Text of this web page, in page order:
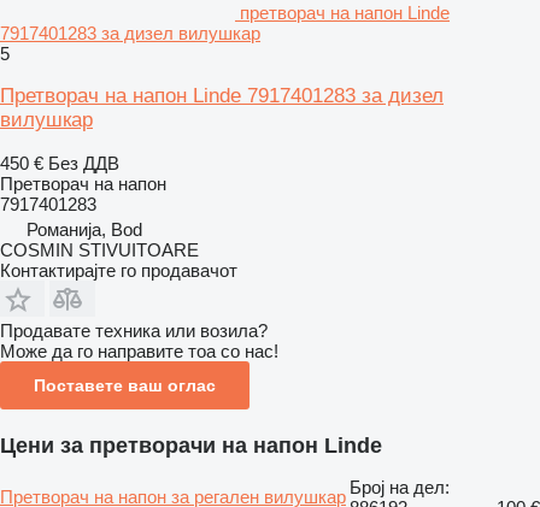
претворач на напон Linde
7917401283 за дизел вилушкар
5
Претворач на напон Linde 7917401283 за дизел
вилушкар
450 € Без ДДВ
Претворач на напон
7917401283
Романија, Bod
COSMIN STIVUITOARE
Контактирајте го продавачот
Продавате техника или возила?
Може да го направите тоа со нас!
Поставете ваш оглас
Цени за претворачи на напон Linde
Претворач на напон за регален вилушкар Број на дел: